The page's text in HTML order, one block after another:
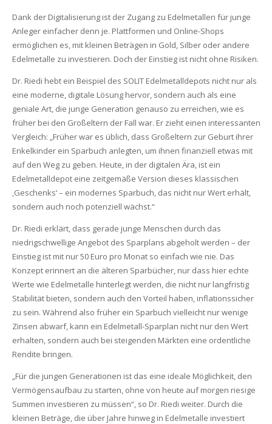
Dank der Digitalisierung ist der Zugang zu Edelmetallen für junge
Anleger einfacher denn je. Plattformen und Online-Shops
ermöglichen es, mit kleinen Beträgen in Gold, Silber oder andere
Edelmetalle zu investieren. Doch der Einstieg ist nicht ohne Risiken.
Dr. Riedi hebt ein Beispiel des SOLIT Edelmetalldepots nicht nur als
eine moderne, digitale Lösung hervor, sondern auch als eine
geniale Art, die junge Generation genauso zu erreichen, wie es
früher bei den Großeltern der Fall war. Er zieht einen interessanten
Vergleich: „Früher war es üblich, dass Großeltern zur Geburt ihrer
Enkelkinder ein Sparbuch anlegten, um ihnen finanziell etwas mit
auf den Weg zu geben. Heute, in der digitalen Ära, ist ein
Edelmetalldepot eine zeitgemäße Version dieses klassischen
‚Geschenks‘ – ein modernes Sparbuch, das nicht nur Wert erhält,
sondern auch noch potenziell wächst.“
Dr. Riedi erklärt, dass gerade junge Menschen durch das
niedrigschwellige Angebot des Sparplans abgeholt werden – der
Einstieg ist mit nur 50 Euro pro Monat so einfach wie nie. Das
Konzept erinnert an die älteren Sparbücher, nur dass hier echte
Werte wie Edelmetalle hinterlegt werden, die nicht nur langfristig
Stabilität bieten, sondern auch den Vorteil haben, inflationssicher
zu sein. Während also früher ein Sparbuch vielleicht nur wenige
Zinsen abwarf, kann ein Edelmetall-Sparplan nicht nur den Wert
erhalten, sondern auch bei steigenden Märkten eine ordentliche
Rendite bringen.
„Für die jungen Generationen ist das eine ideale Möglichkeit, den
Vermögensaufbau zu starten, ohne von heute auf morgen riesige
Summen investieren zu müssen“, so Dr. Riedi weiter. Durch die
kleinen Beträge, die über Jahre hinweg in Edelmetalle investiert